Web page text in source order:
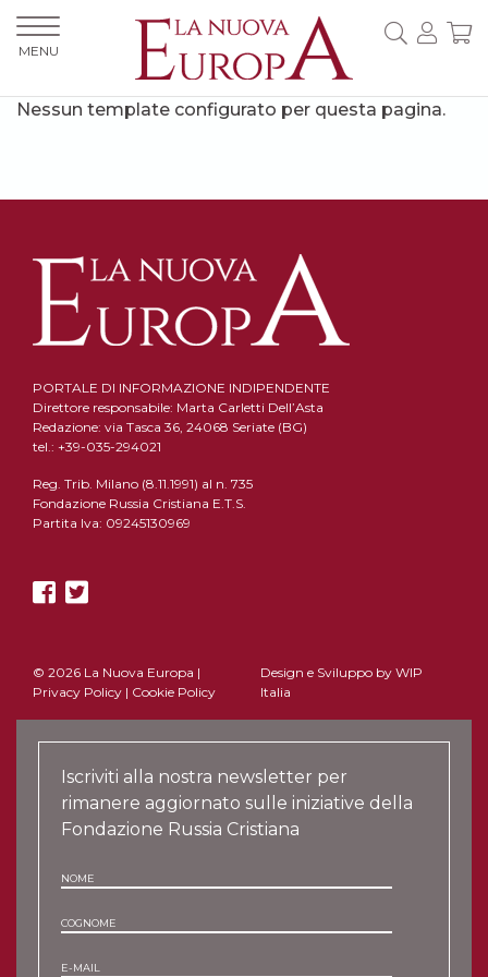
Nessun template configurato per questa pagina.
PORTALE DI INFORMAZIONE INDIPENDENTE
Direttore responsabile: Marta Carletti Dell’Asta
Redazione: via Tasca 36, 24068 Seriate (BG)
tel.: +39-035-294021
Reg. Trib. Milano (8.11.1991) al n. 735
Fondazione Russia Cristiana E.T.S.
Partita Iva: 09245130969
© 2026 La Nuova Europa |
Privacy Policy | Cookie Policy
Design e Sviluppo by WIP
Italia
Iscriviti alla nostra newsletter per
rimanere aggiornato sulle iniziative della
Fondazione Russia Cristiana
NOME
COGNOME
E-MAIL
MENU